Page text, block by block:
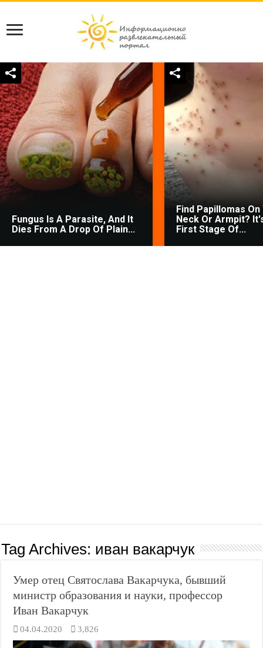
Fungus Is A Parasite, And It
Dies From A Drop Of Plain...
Find Papillomas On
Neck Or Armpit?
First Stage Of...
Tag Archives: иван вакарчук
Умер отец Святослава Вакарчука, бывший
министр образования и науки, профессор
Иван Вакарчук
04.04.2020 3,826